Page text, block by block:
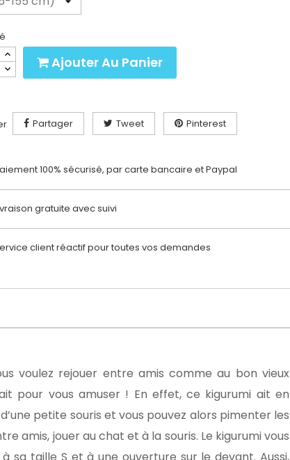
Ajouter Au Panier
Partager Tweet Pinterest
100% sécurisé, par carte bancaire et Paypal
gratuite avec suivi
client réactif pour toutes vos demandes
voulez rejouer entre amis comme au bon vieux
pour vous amuser ! En effet, ce kigurumi ait en
petite souris et vous pouvez alors pimenter les
amis, jouer au chat et à la souris. Le kigurumi vous